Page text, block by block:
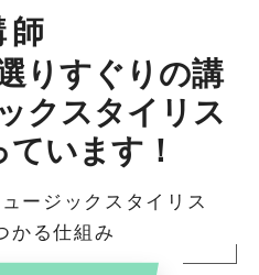
りすぐりの講
クスタイリス
ています！
ージックスタイリス
かる仕組み